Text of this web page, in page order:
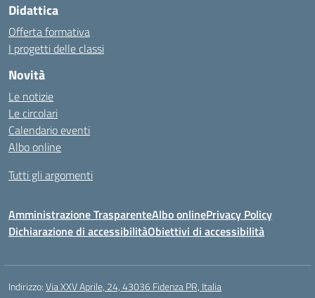
Didattica
Offerta formativa
I progetti delle classi
Novità
Le notizie
Le circolari
Calendario eventi
Albo online
Tutti gli argomenti
Amministrazione TrasparenteAlbo onlinePrivacy Policy
Dichiarazione di accessibilitàObiettivi di accessibilità
Indirizzo:Via XXV Aprile, 24, 43036 Fidenza PR, Italia